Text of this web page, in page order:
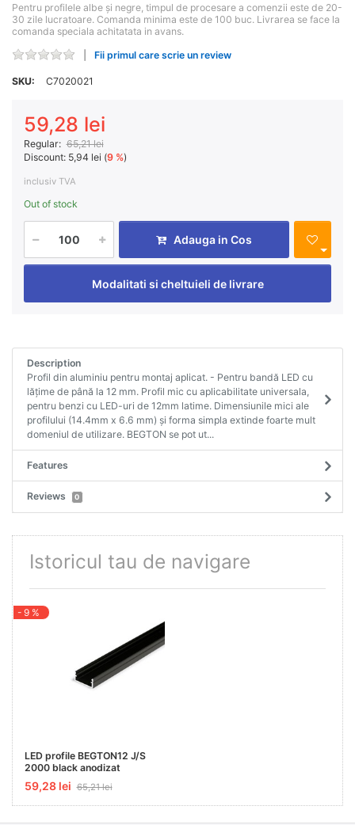
Pentru profilele albe și negre, timpul de procesare a comenzii este de 20-
30 zile lucratoare. Comanda minima este de 100 buc. Livrarea se face la
comanda speciala achitatata in avans.
Fii primul care scrie un review
SKU: C7020021
59,28 lei
Regular: 65,21 lei
Discount: 5,94 lei (9 %)
inclusiv TVA
Out of stock
Adauga in Cos
Modalitati si cheltuieli de livrare
Description
Profil din aluminiu pentru montaj aplicat. - Pentru bandă LED cu
lățime de până la 12 mm. Profil mic cu aplicabilitate universala,
pentru benzi cu LED-uri de 12mm latime. Dimensiunile mici ale
profilului (14.4mm x 6.6 mm) și forma simpla extinde foarte mult
domeniul de utilizare. BEGTON se pot ut...
Features
Reviews 0
Istoricul tau de navigare
- 9 %
LED profile BEGTON12 J/S
2000 black anodizat
59,28 lei 65,21 lei